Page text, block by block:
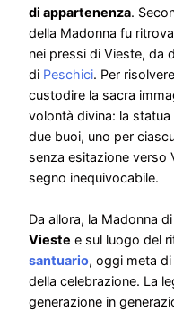
di appartenenza.
della Madonna fu
nei pressi di Vieste, da
di Peschici. Per
custodire la sacra
volontà divina: la
due buoi, uno per
senza esitazione verso
segno inequivocabile.
Da allora, la Madonna
Vieste e sul luogo del
santuario, oggi meta
della celebrazione. La
generazione in